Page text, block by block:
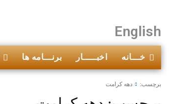
English
برنـــامه ها اخبـــــار خـــانه
برچسب: دهه کرامت